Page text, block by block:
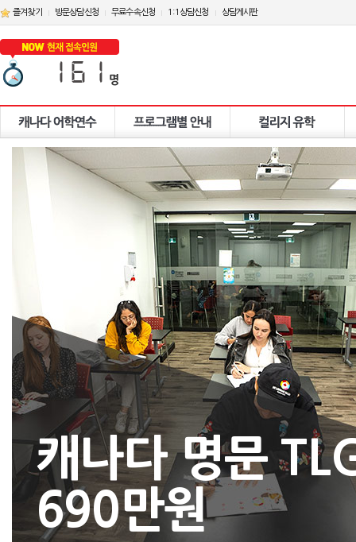
즐겨찾기 방문상담신청 무료수속신청 1:1상담신청 상담게시판
캐나다 명문
690만원